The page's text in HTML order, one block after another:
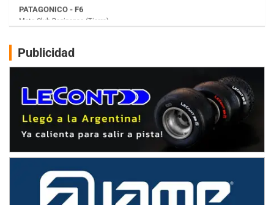
Juventud Unida (Tierra)
Humboldt (Santa Fe)
Ciudad de Avellaneda (Asfalto)
SUR SANTAFESINO - F4
José Samuel Sánchez (Tierra)
TUCUMANO - F5
El Timbó (Tucumán)
COBERTURA ESPECIAL DE E-KART.COM.AR
08/09-AGO
Publicidad